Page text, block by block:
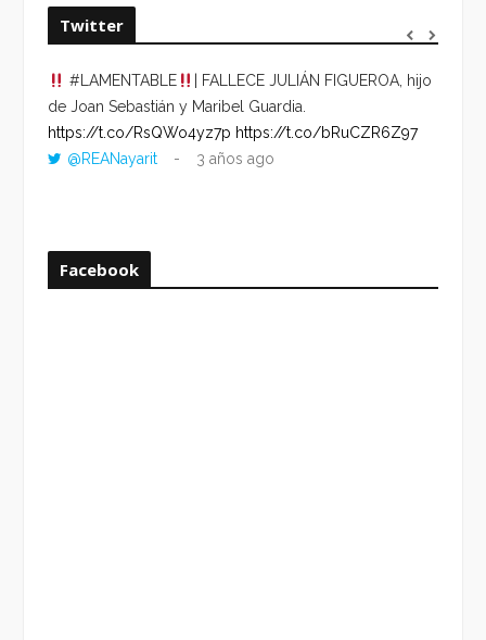
Twitter
#LAMENTABLE
| FALLECE JULIÁN FIGUEROA, hijo
de Joan Sebastián y Maribel Guardia.
https://t.co/RsQWo4yz7p https://t.co/bRuCZR6Z97
@REANayarit
3 años ago
Facebook